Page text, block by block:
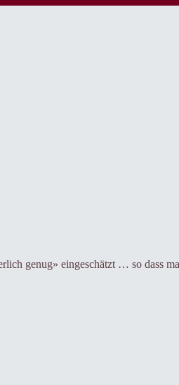
genug» eingeschätzt … so dass